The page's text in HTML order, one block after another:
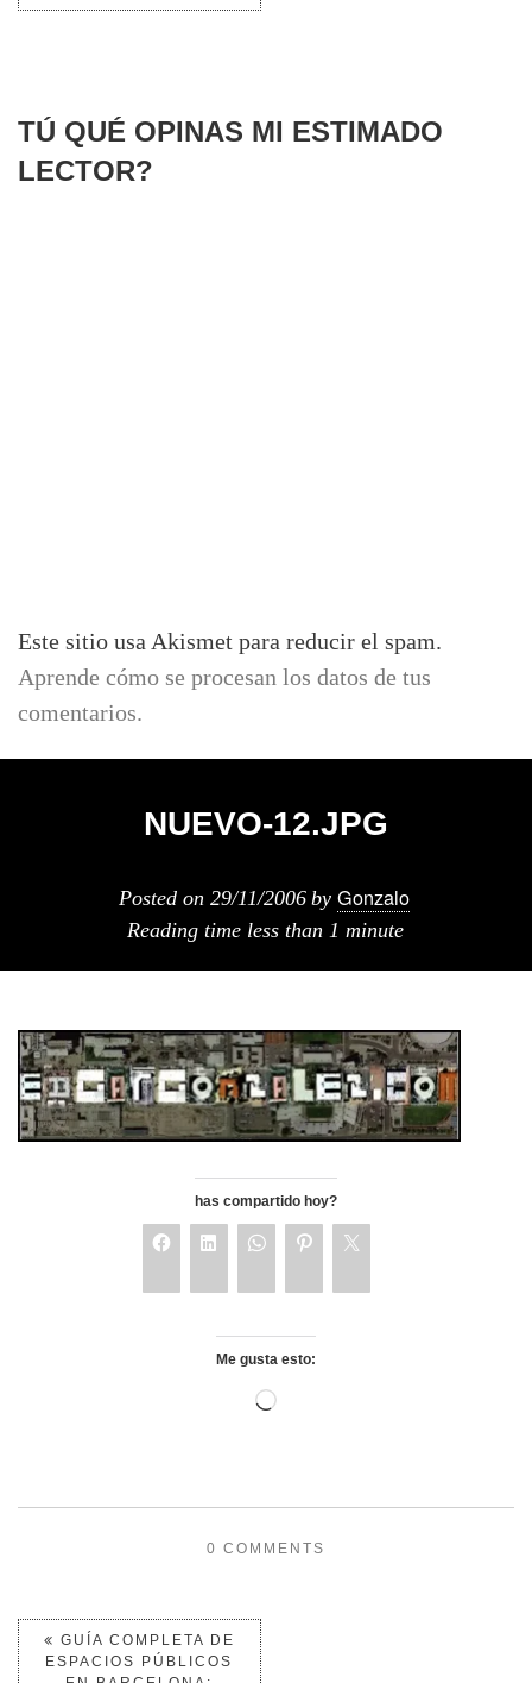
TÚ QUÉ OPINAS MI ESTIMADO
LECTOR?
Este sitio usa Akismet para reducir el spam.
Aprende cómo se procesan los datos de tus
comentarios.
NUEVO-12.JPG
Posted on 29/11/2006 by Gonzalo
Reading time less than 1 minute
has compartido hoy?
Me gusta esto:
0 COMMENTS
GUÍA COMPLETA DE
ESPACIOS PÚBLICOS